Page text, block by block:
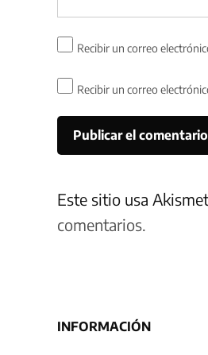
Recibir un correo
Recibir un correo
Este sitio usa
comentarios.
INFORMACIÓN